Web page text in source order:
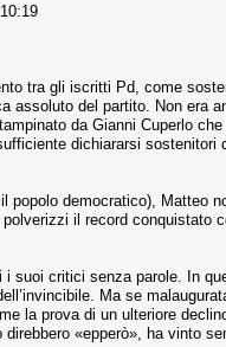
tra gli iscritti Pd, come
assoluto del partito. Non era
da Gianni Cuperlo
dichiararsi
popolo democratico),
il record conquistato
critici senza parole. In
Ma se
la prova di un ulteriore
«epperò», ha vinto